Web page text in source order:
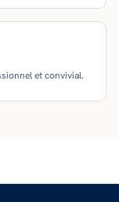
et convivial.